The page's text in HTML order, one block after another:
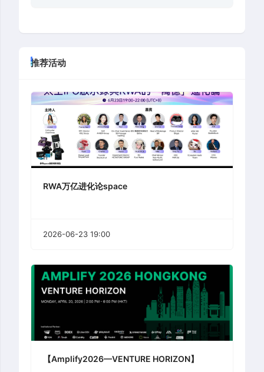
推荐活动
RWA万亿进化论space
2026-06-23 19:00
【Amplify2026—VENTURE HORIZON】